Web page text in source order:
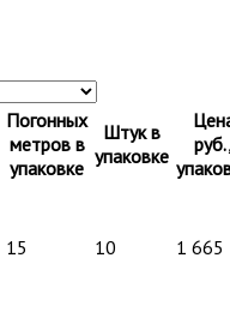
Погонных
метров в
упаковке
Штук в
упаковке
15 10 1 665